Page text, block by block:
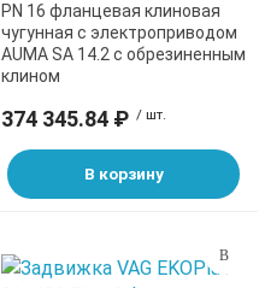
PN 16 фланцевая клиновая
чугунная с электроприводом
AUMA SA 14.2 с обрезиненным
клином
374 345.84 ₽ / шт.
В корзину